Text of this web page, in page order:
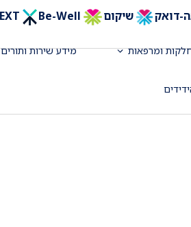
דואק שיקום Be-Well
ומרפאות מידע שירות ותורים